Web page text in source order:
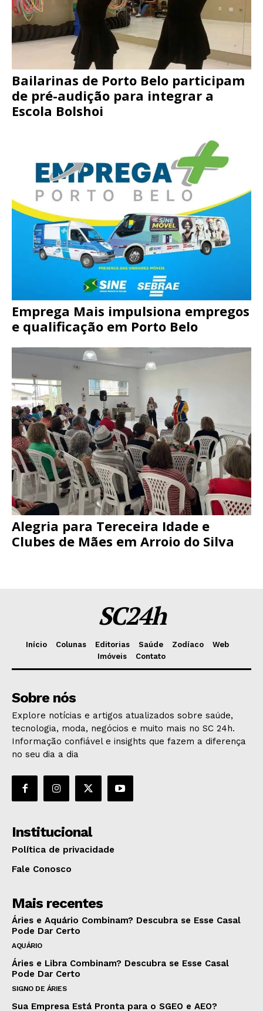
Bailarinas de Porto Belo participam
de pré-audição para integrar a
Escola Bolshoi
Emprega Mais impulsiona empregos
e qualificação em Porto Belo
Alegria para Tereceira Idade e
Clubes de Mães em Arroio do Silva
SC24h
Início Colunas Editorias Saúde Zodíaco
Web
Imóveis
Contato
Sobre nós
Explore notícias e artigos atualizados sobre saúde,
tecnologia, moda, negócios e muito mais no SC 24h.
Informação confiável e insights que fazem a diferença
no seu dia a dia
Institucional
Política de privacidade
Fale Conosco
Mais recentes
Áries e Aquário Combinam? Descubra se Esse Casal
Pode Dar Certo
AQUÁRIO
Áries e Libra Combinam? Descubra se Esse Casal
Pode Dar Certo
SIGNO DE ÁRIES
Sua Empresa Está Pronta para o SGEO e AEO?